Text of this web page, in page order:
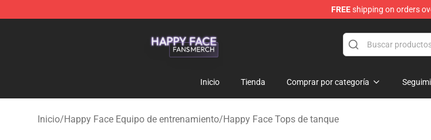
FREEshipping on orders
Inicio Tienda Comprar por categoría
Inicio/Happy Face Equipo de entrenamiento/Happy Face Tops de tanque